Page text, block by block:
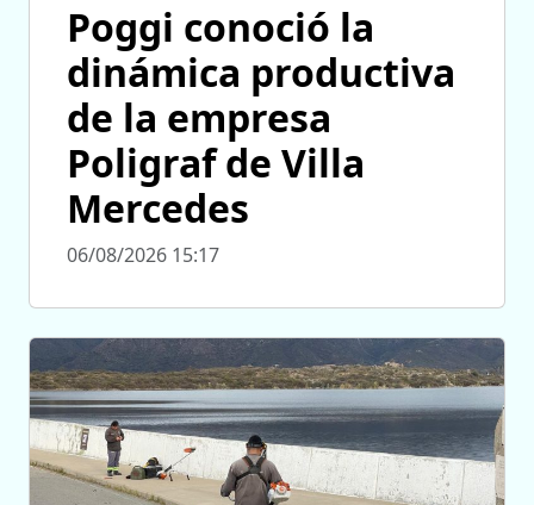
Poggi conoció la
dinámica productiva
de la empresa
Poligraf de Villa
Mercedes
06/08/2026 15:17